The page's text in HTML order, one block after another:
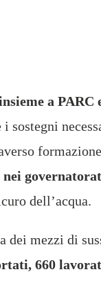
a
sostegni
dell’acqua.
mezzi di
660